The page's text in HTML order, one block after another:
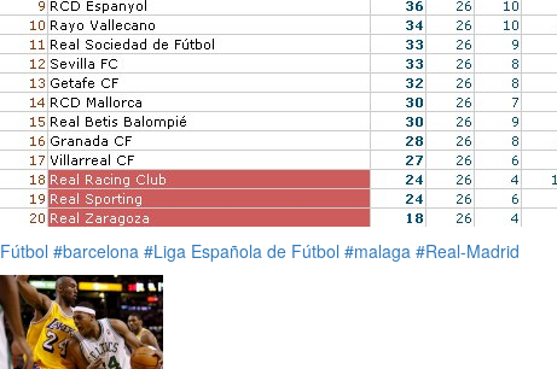
Fútbol #barcelona #Liga Española de Fútbol #malaga #Real-Madrid